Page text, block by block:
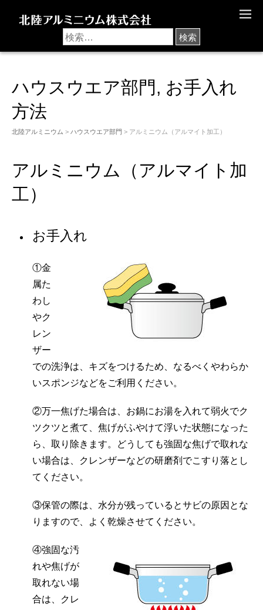
U
ハウスウエア部門 , お手入れ
方法
北陸アルミニウム > ハウスウエア部門 > アルミニウム（アルマイト加工）
アルミニウム（アルマイト加
工）
お手入れ
①金
属た
わし
やク
レン
ザー
での洗浄は、キズをつけるため、なるべくやわらか
いスポンジなどをご利用ください。
②万一焦げた場合は、お鍋にお湯を入れて弱火でク
ツクツと煮て、焦げがふやけて浮いた状態になった
ら、取り除きます。どうしても強固な焦げで取れな
い場合は、クレンザーなどの研磨剤でこすり落とし
てください。
③保管の際は、水分が残っているとサビの原因とな
りますので、よく乾燥させてください。
④強固な汚
れや焦げが
取れない場
合は、クレ